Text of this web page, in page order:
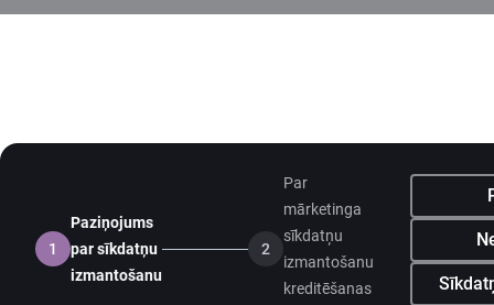
1
Paziņojums
par sīkdatņu
izmantošanu
2
Par
mārketinga
sīkdatņu
izmantošanu
kreditēšanas